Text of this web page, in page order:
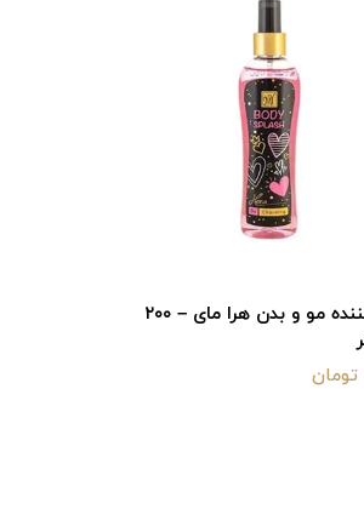
خوشبو کننده مو و بدن هرا مای – ۲۰۰